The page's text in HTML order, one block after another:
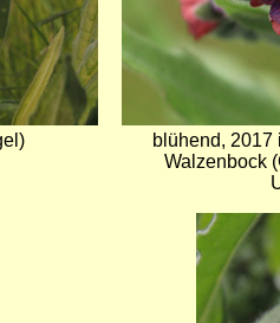
blühend, 2017
Walzenbock
Bild